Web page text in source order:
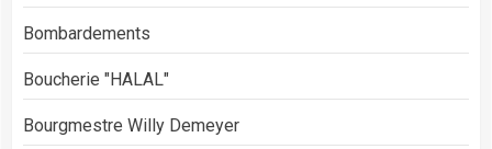
Bombardements
Boucherie "HALAL"
Bourgmestre Willy Demeyer